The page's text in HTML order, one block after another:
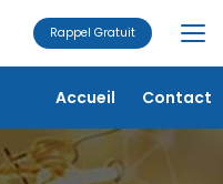
Accueil
Contact
Rappel Gratuit